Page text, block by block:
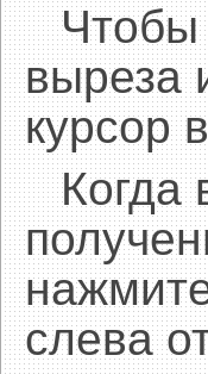
Чтобы
выреза
курсор
Когда
слева